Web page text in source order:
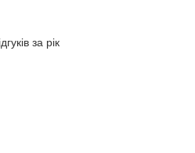
за рік